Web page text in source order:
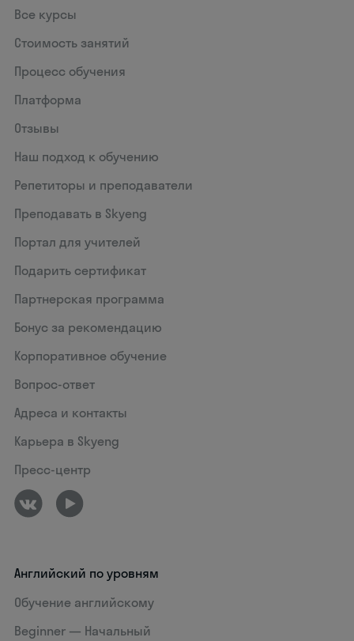
Все курсы
Стоимость занятий
Процесс обучения
Платформа
Отзывы
Наш подход к обучению
Репетиторы и преподаватели
Преподавать в Skyeng
Портал для учителей
Подарить сертификат
Партнерская программа
Бонус за рекомендацию
Корпоративное обучение
Вопрос-ответ
Адреса и контакты
Карьера в Skyeng
Пресс-центр
Английский по уровням
Обучение английскому
Beginner — Начальный